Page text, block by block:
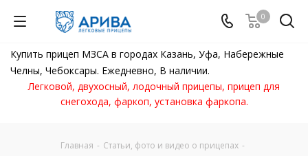
0
Купить прицеп МЗСА в городах Казань, Уфа, Набережные
Челны, Чебоксары. Ежедневно, В наличии.
Легковой, двухосный, лодочный прицепы, прицеп для
снегохода, фаркоп, установка фаркопа.
Главная - Статьи, фото и видео о прицепах -